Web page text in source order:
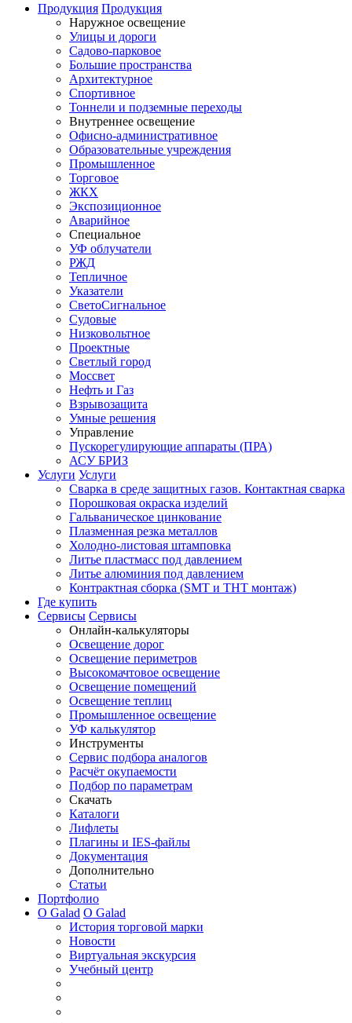
Продукция Продукция
Наружное освещение
Улицы и дороги
Садово-парковое
Большие пространства
Архитектурное
Спортивное
Тоннели и подземные переходы
Внутреннее освещение
Офисно-административное
Образовательные учреждения
Промышленное
Торговое
ЖКХ
Экспозиционное
Аварийное
Специальное
УФ облучатели
РЖД
Тепличное
Указатели
СветоСигнальное
Судовые
Низковольтное
Проектные
Светлый город
Моссвет
Нефть и Газ
Взрывозащита
Умные решения
Управление
Пускорегулирующие аппараты (ПРА)
АСУ БРИЗ
Услуги Услуги
Сварка в среде защитных газов. Контактная сварка
Порошковая окраска изделий
Гальваническое цинкование
Плазменная резка металлов
Холодно-листовая штамповка
Литье пластмасс под давлением
Литье алюминия под давлением
Контрактная сборка (SMT и THT монтаж)
Где купить
Сервисы Сервисы
Онлайн-калькуляторы
Освещение дорог
Освещение периметров
Высокомачтовое освещение
Освещение помещений
Освещение теплиц
Промышленное освещение
УФ калькулятор
Инструменты
Сервис подбора аналогов
Расчёт окупаемости
Подбор по параметрам
Скачать
Каталоги
Лифлеты
Плагины и IES-файлы
Документация
Дополнительно
Статьи
Портфолио
О Galad О Galad
История торговой марки
Новости
Виртуальная экскурсия
Учебный центр